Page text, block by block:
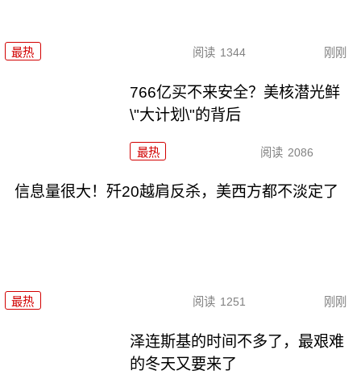
最热 阅读 1344 刚刚
766亿买不来安全？美核潜光鲜
\"大计划\"的背后
最热 阅读 2086
信息量很大！歼20越肩反杀，美西方都不淡定了
最热 阅读 1251 刚刚
泽连斯基的时间不多了，最艰难
的冬天又要来了